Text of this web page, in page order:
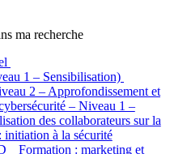
ma recherche
1 – Sensibilisation)
2 – Approfondissement et
– Niveau 1 –
des collaborateurs sur la
initiation à la sécurité
Formation : marketing et